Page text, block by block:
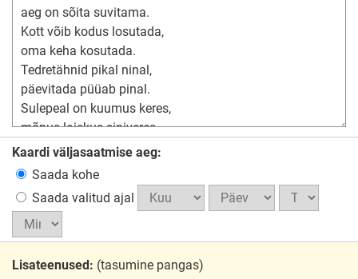
Kaardi väljasaatmise aeg:
Saada kohe
Saada valitud ajal
Lisateenused: (tasumine pangas)